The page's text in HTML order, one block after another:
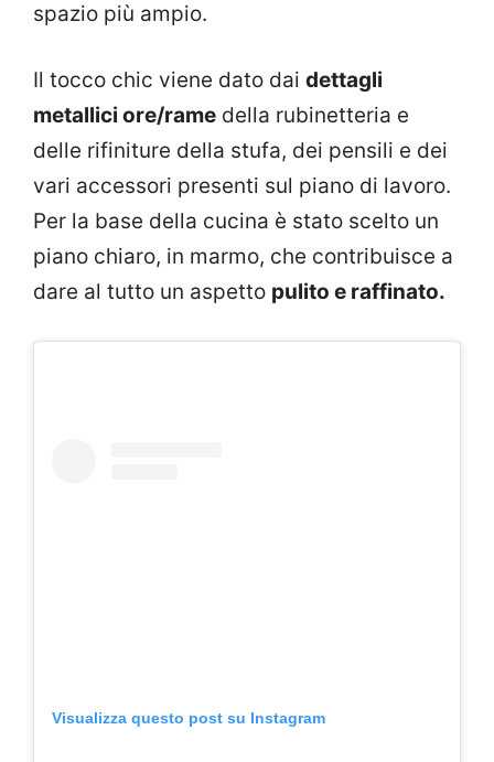
spazio più ampio.
Il tocco chic viene dato dai dettagli
metallici ore/rame della rubinetteria e
delle rifiniture della stufa, dei pensili e dei
vari accessori presenti sul piano di lavoro.
Per la base della cucina è stato scelto un
piano chiaro, in marmo, che contribuisce a
dare al tutto un aspetto pulito e raffinato.
Visualizza questo post su Instagram